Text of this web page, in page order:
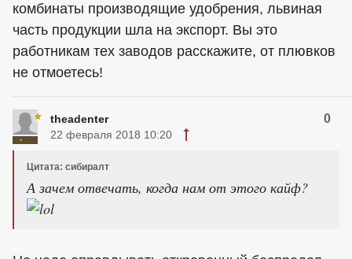
комбинаты производящие удобрения, львиная
часть продукции шла на экспорт. Вы это
работникам тех заводов расскажите, от плювков
не отмоетесь!
theadenter 0
22 февраля 2018 10:20
Цитата: сибиралт
А зачем отвечать, когда нам от этого кайф?